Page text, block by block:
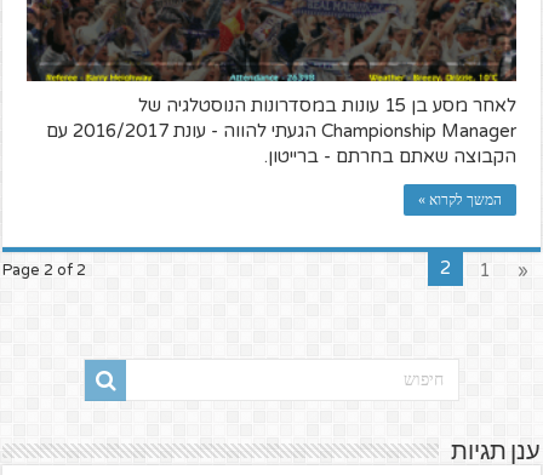
לאחר מסע בן 15 עונות במסדרונות הנוסטלגיה של
Championship Manager הגעתי להווה - עונת 2016/2017 עם
הקבוצה שאתם בחרתם - ברייטון.
המשך לקרוא »
Page 2 of 2 «
1
2
ענן תגיות